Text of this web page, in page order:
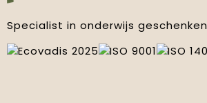
Specialist in onderwijs geschenken